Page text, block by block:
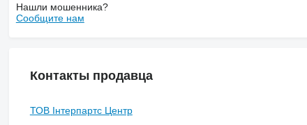
Нашли мошенника?
Сообщите нам
Контакты продавца
ТОВ Інтерпартс Центр